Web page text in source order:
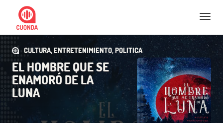
Nav
CULTURA, ENTRETENIMIENTO, POLITICA
EL HOMBRE QUE SE
ENAMORÓ DE LA
LUNA